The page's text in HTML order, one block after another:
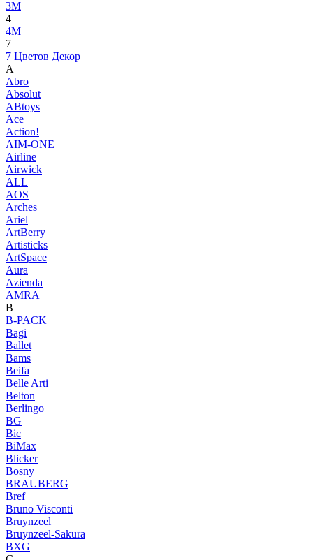
3М
4
4M
7
7 Цветов Декор
A
Abro
Absolut
ABtoys
Ace
Action!
AIM-ONE
Airline
Airwick
ALL
AOS
Arches
Ariel
ArtBerry
Artisticks
ArtSpace
Aura
Azienda
AМRA
B
B-PACK
Bagi
Ballet
Bams
Beifa
Belle Arti
Belton
Berlingo
BG
Bic
BiMax
Blicker
Bosny
BRAUBERG
Bref
Bruno Visconti
Bruynzeel
Bruynzeel-Sakura
BXG